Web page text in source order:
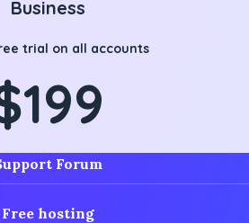
Business
trial on all accounts
Forum
Free hosting